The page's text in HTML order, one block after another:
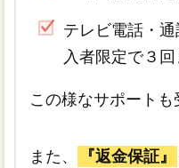
テレビ電話・
入者限定で３
この様なサポートも
また、 『返金保証』